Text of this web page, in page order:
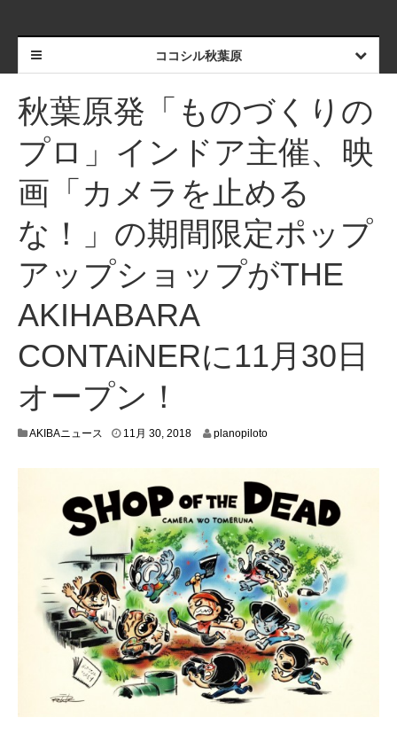
ココシル秋葉原
秋葉原発「ものづくりの
プロ」インドア主催、映
画「カメラを止める
な！」の期間限定ポップ
アップショップがTHE
AKIHABARA
CONTAiNERに11月30日
オープン！
AKIBAニュース 11月 30, 20181
0
,
2
0
1
planopiloto